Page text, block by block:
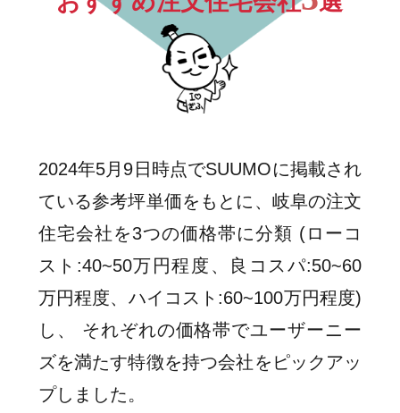
2024年5月9日時点でSUUMOに掲載され
ている参考坪単価をもとに、岐阜の注文
住宅会社を3つの価格帯に分類 (ローコ
スト:40~50万円程度、良コスパ:50~60
万円程度、ハイコスト:60~100万円程度)
し、 それぞれの価格帯でユーザーニー
ズを満たす特徴を持つ会社をピックアッ
プしました。